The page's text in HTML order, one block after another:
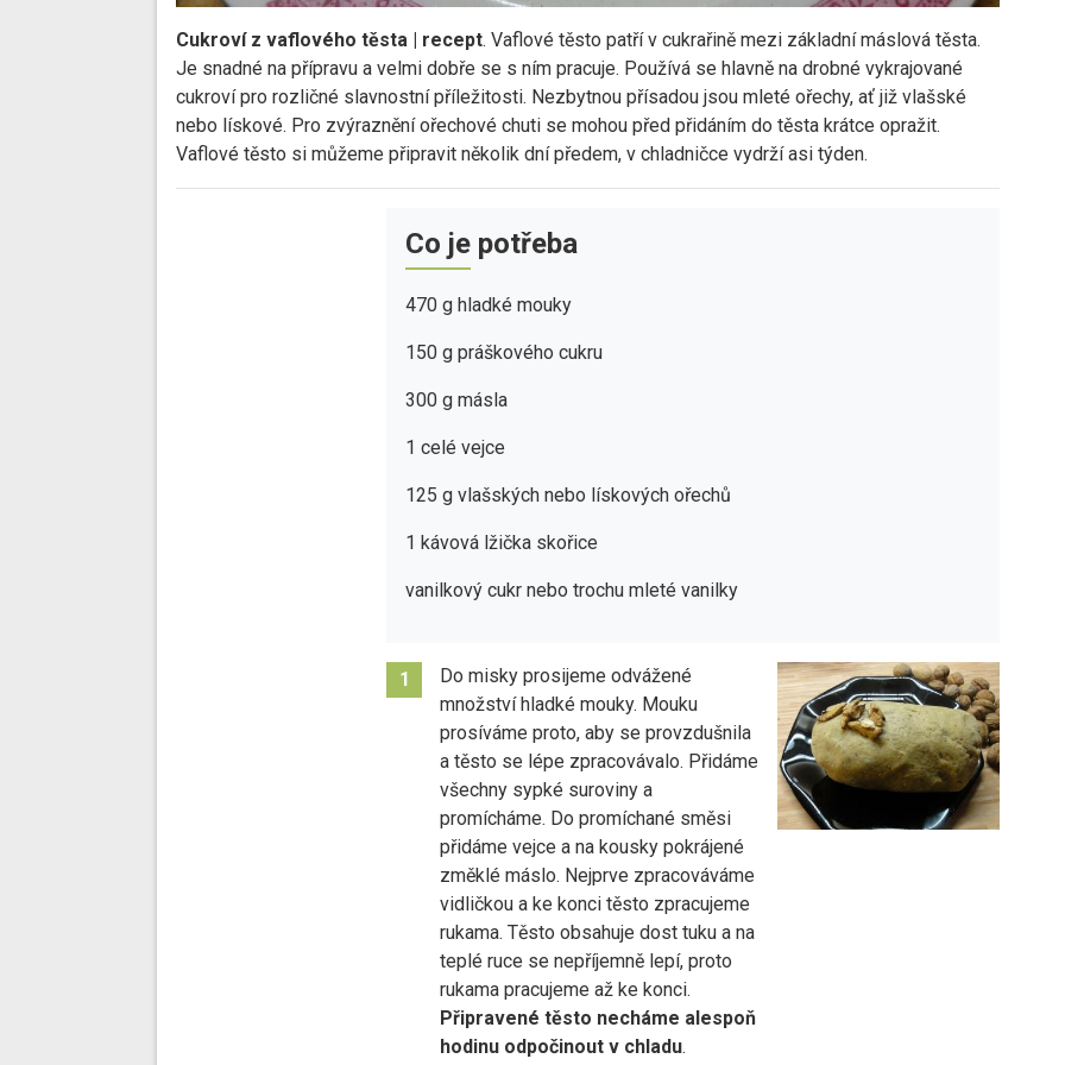
Cukroví z vaflového těsta | recept. Vaflové těsto patří v cukrařině mezi základní máslová těsta.
Je snadné na přípravu a velmi dobře se s ním pracuje. Používá se hlavně na drobné vykrajované
cukroví pro rozličné slavnostní příležitosti. Nezbytnou přísadou jsou mleté ořechy, ať již vlašské
nebo lískové. Pro zvýraznění ořechové chuti se mohou před přidáním do těsta krátce opražit.
Vaflové těsto si můžeme připravit několik dní předem, v chladničce vydrží asi týden.
Co je potřeba
470 g hladké mouky
150 g práškového cukru
300 g másla
1 celé vejce
125 g vlašských nebo lískových ořechů
1 kávová lžička skořice
vanilkový cukr nebo trochu mleté vanilky
1
Do misky prosijeme odvážené
množství hladké mouky. Mouku
prosíváme proto, aby se provzdušnila
a těsto se lépe zpracovávalo. Přidáme
všechny sypké suroviny a
promícháme. Do promíchané směsi
přidáme vejce a na kousky pokrájené
změklé máslo. Nejprve zpracováváme
vidličkou a ke konci těsto zpracujeme
rukama. Těsto obsahuje dost tuku a na
teplé ruce se nepříjemně lepí, proto
rukama pracujeme až ke konci.
Připravené těsto necháme alespoň
hodinu odpočinout v chladu.